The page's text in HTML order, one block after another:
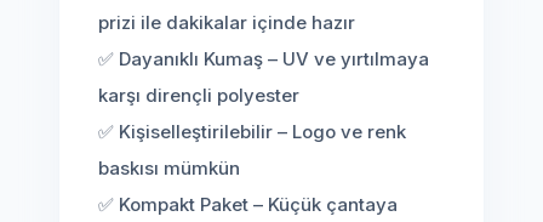
prizi ile dakikalar içinde hazır
✅ Dayanıklı Kumaş – UV ve yırtılmaya
karşı dirençli polyester
✅ Kişiselleştirilebilir – Logo ve renk
baskısı mümkün
✅ Kompakt Paket – Küçük çantaya